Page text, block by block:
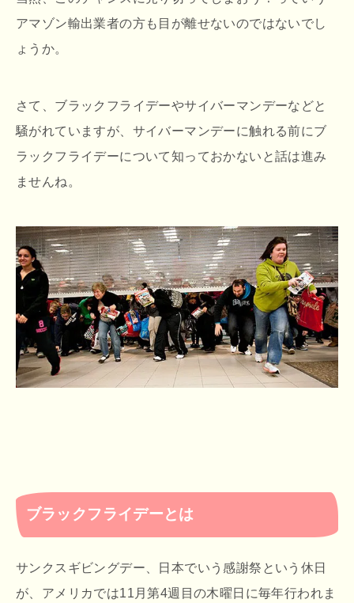
アマゾン輸出業者の方も目が離せないのではないでし
ょうか。
さて、ブラックフライデーやサイバーマンデーなどと
騒がれていますが、サイバーマンデーに触れる前にブ
ラックフライデーについて知っておかないと話は進み
ませんね。
ブラックフライデーとは
サンクスギビングデー、日本でいう感謝祭という休日
が、アメリカでは11月第4週目の木曜日に毎年行われま